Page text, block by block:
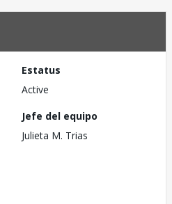
Estatus
Active
Jefe del equipo
Julieta M. Trias